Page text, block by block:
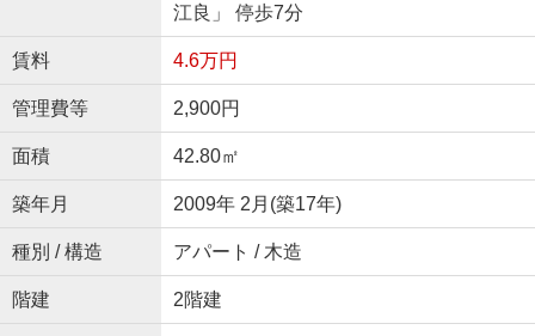
江良」 停歩7分
賃料 4.6万円
管理費等 2,900円
面積 42.80㎡
築年月 2009年 2月(築17年)
種別 / 構造 アパート / 木造
階建 2階建